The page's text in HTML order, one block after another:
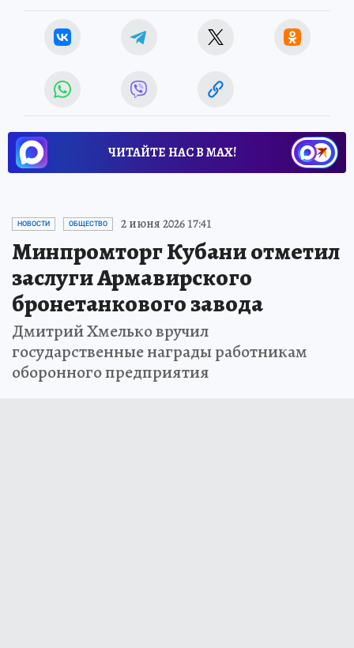
ЧИТАЙТЕ НАС В МАХ!
НОВОСТИ ОБЩЕСТВО 2 июня 2026 17:41
Минпромторг Кубани отметил
заслуги Армавирского
бронетанкового завода
Дмитрий Хмелько вручил
государственные награды работникам
оборонного предприятия